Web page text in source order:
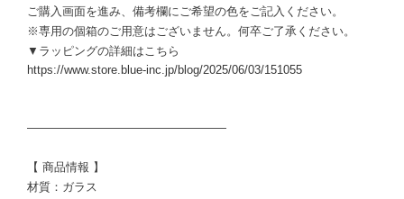
ご購入画面を進み、備考欄にご希望の色をご記入ください。
※専用の個箱のご用意はございません。何卒ご了承ください。
▼ラッピングの詳細はこちら
https://www.store.blue-inc.jp/blog/2025/06/03/151055
―――――――――――――――――
【 商品情報 】
材質：ガラス